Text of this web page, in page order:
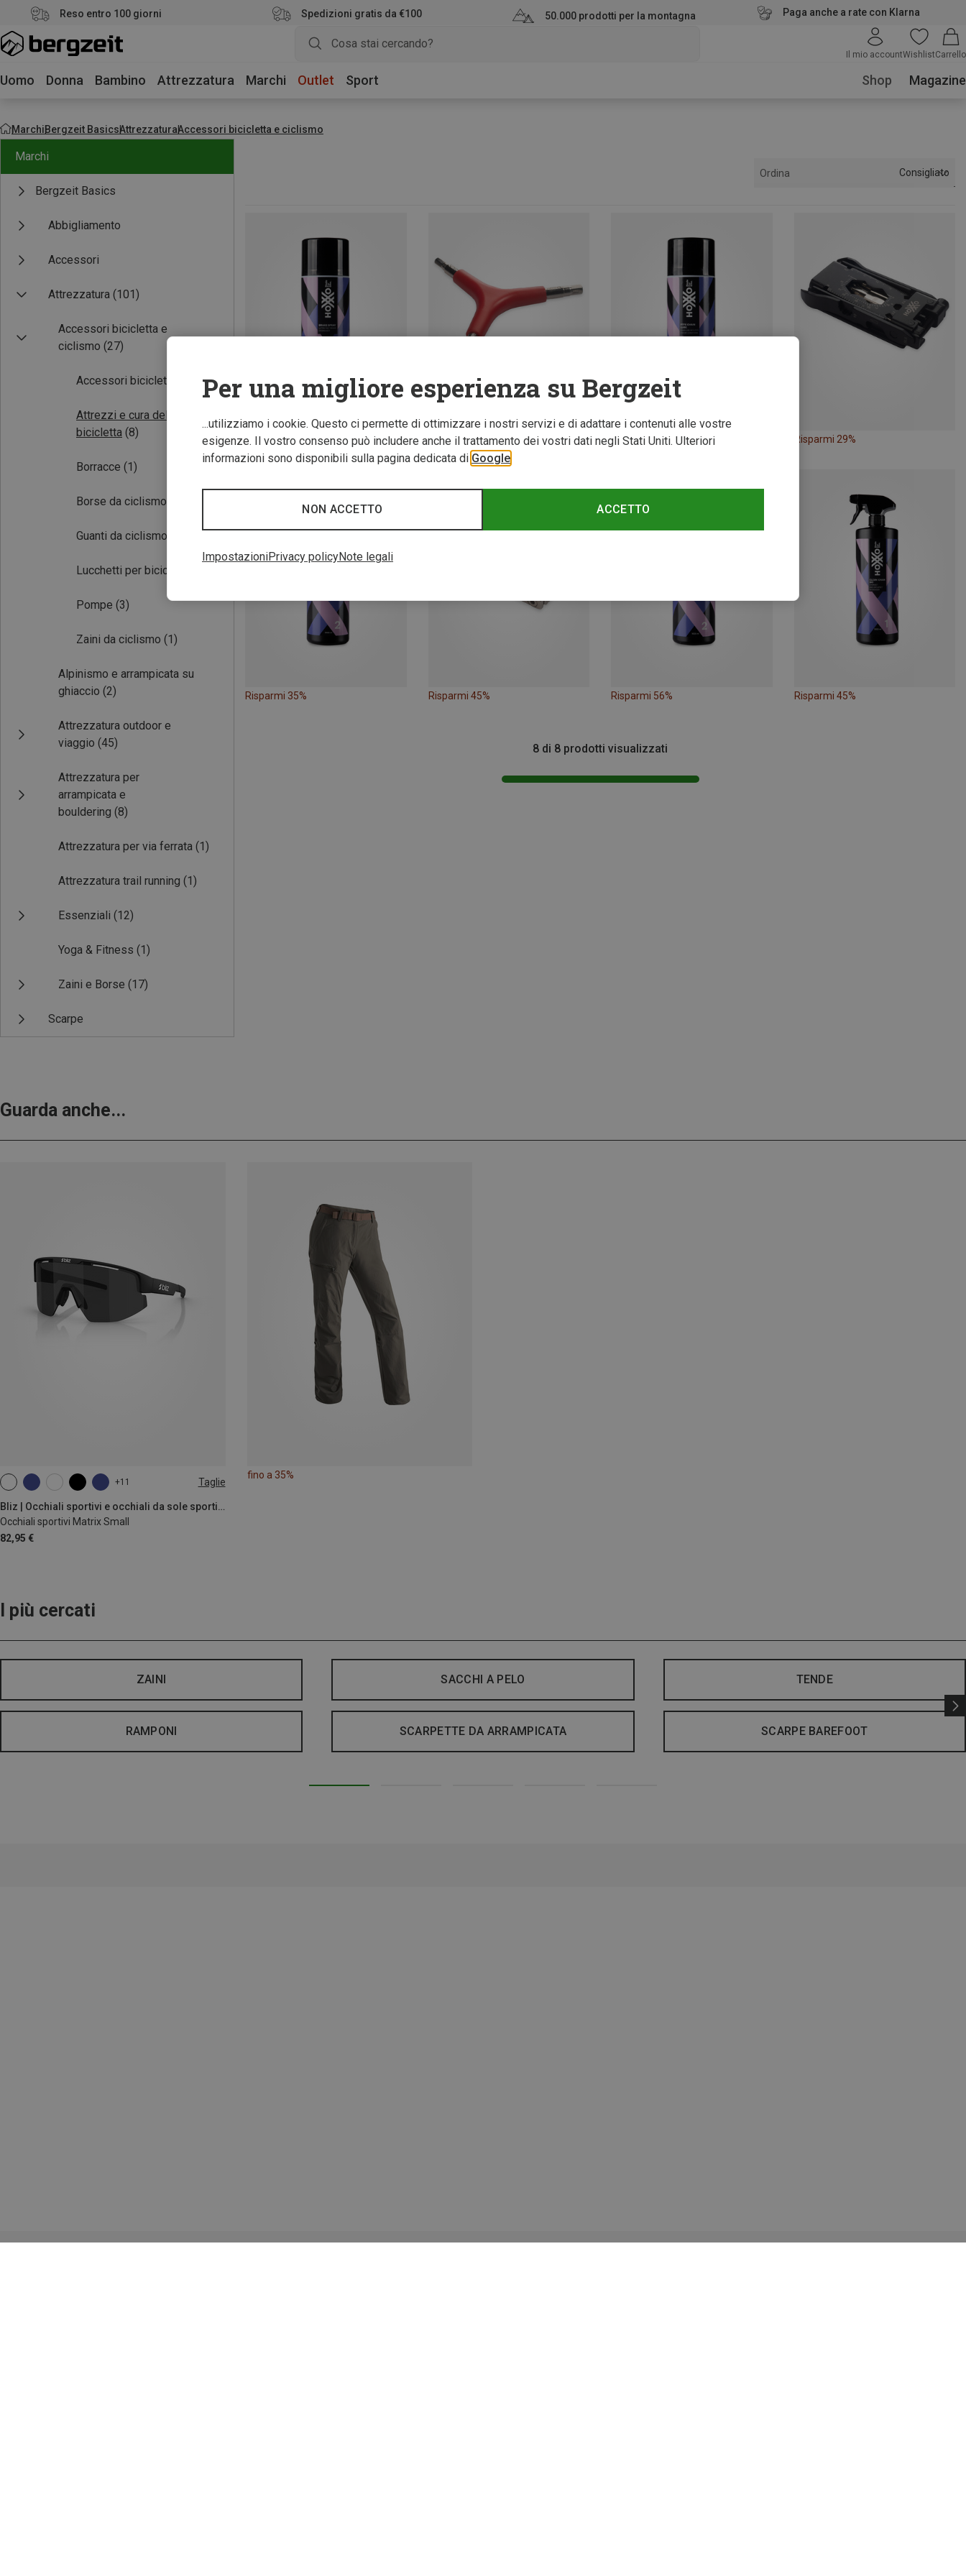
Reso entro 100 giorni Spedizioni gratis da €100 50.000 prodotti per la montagna Paga anche a rate con Klarna
Il mio accountWishlistCarrello
Uomo Donna Bambino Attrezzatura Marchi Outlet Sport Shop Magazine
MarchiBergzeit BasicsAttrezzaturaAccessori bicicletta e ciclismo
Marchi
Bergzeit Basics
Abbigliamento
Accessori
Attrezzatura (101)
Accessori bicicletta e
ciclismo (27)
Accessori bicicletta
Attrezzi e cura della
bicicletta (8)
Borracce (1)
Borse da ciclismo
Guanti da ciclismo
Lucchetti per bicicletta
Pompe (3)
Zaini da ciclismo (1)
Alpinismo e arrampicata su
ghiaccio (2)
Attrezzatura outdoor e
viaggio (45)
Attrezzatura per
arrampicata e
bouldering (8)
Attrezzatura per via ferrata (1)
Attrezzatura trail running (1)
Essenziali (12)
Yoga & Fitness (1)
Zaini e Borse (17)
Scarpe
Ordina Consigliato
Risparmi 19% Risparmi 34% Risparmi 29% Risparmi 29%
Risparmi 35% Risparmi 45% Risparmi 56% Risparmi 45%
8 di 8 prodotti visualizzati
Guarda anche...
+11 Taglie
Bliz | Occhiali sportivi e occhiali da sole sportivi
Occhiali sportivi Matrix Small
82,95 €
ONE SIZE
fino a 35%
I più cercati
ZAINI SACCHI A PELO TENDE
RAMPONI SCARPETTE DA ARRAMPICATA SCARPE BAREFOOT
Per una migliore esperienza su Bergzeit
...utilizziamo i cookie. Questo ci permette di ottimizzare i nostri servizi e di adattare i contenuti alle vostre
esigenze. Il vostro consenso può includere anche il trattamento dei vostri dati negli Stati Uniti. Ulteriori
informazioni sono disponibili sulla pagina dedicata di Google
ACCETTO
NON ACCETTO
ImpostazioniPrivacy policyNote legali